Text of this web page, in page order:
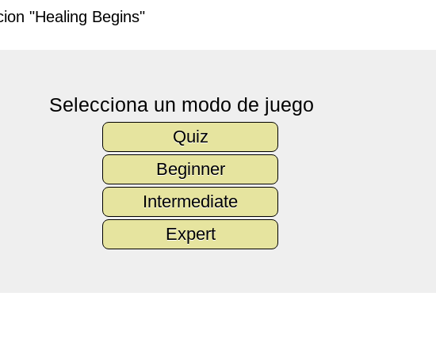
"Healing Begins"
Selecciona un modo de juego
Quiz
Beginner
Intermediate
Expert